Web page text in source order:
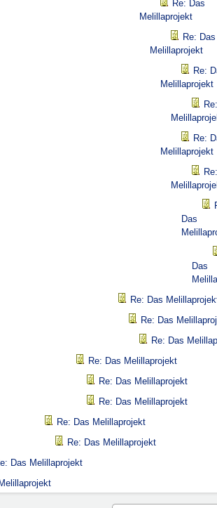
Re: Das
Melillaprojekt
Re: Das
Melillaprojekt
Re:
Melillaprojekt
Re:
Melillaprojekt
Das
Das
Re: Das
Re: Das
Re: Das
Re: Das Melillaprojekt
Re: Das Melillaprojekt
Re: Das Melillaprojekt
Re: Das Melillaprojekt
Re: Das Melillaprojekt
Das Melillaprojekt